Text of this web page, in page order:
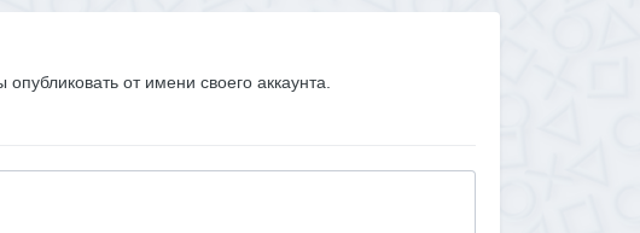
опубликовать от имени своего аккаунта.